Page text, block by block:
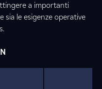
a importanti
sia le esigenze operative